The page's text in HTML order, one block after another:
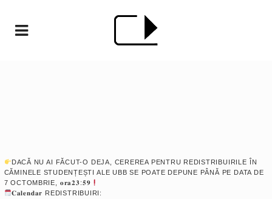
DACĂ NU AI FĂCUT-O DEJA, CEREREA PENTRU REDISTRIBUIRILE ÎN
CĂMINELE STUDENȚEȘTI ALE UBB SE POATE DEPUNE PÂNĂ PE DATA DE
7 OCTOMBRIE, 𝐨𝐫𝐚𝟐𝟑:𝟓𝟗
𝐂𝐚𝐥𝐞𝐧𝐝𝐚𝐫 REDISTRIBUIRI: